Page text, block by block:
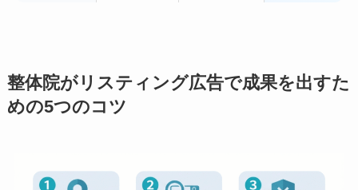
整体院がリスティング広告で成果を出すた
めの5つのコツ